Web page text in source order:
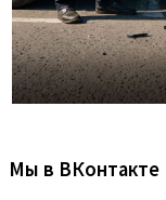
Мы в ВКонтакте